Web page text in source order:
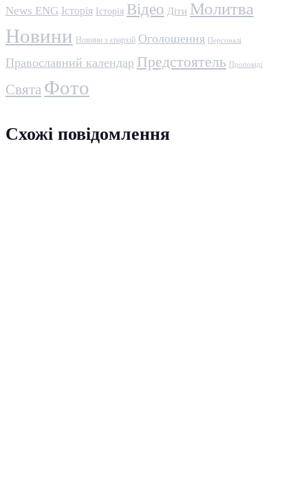
News ENG Історія Історія Відео Діти Молитва
Новини Новини з єпархій Оголошення Персоналі
Православний календар Предстоятель Проповіді
Свята Фото
Схожі повідомлення